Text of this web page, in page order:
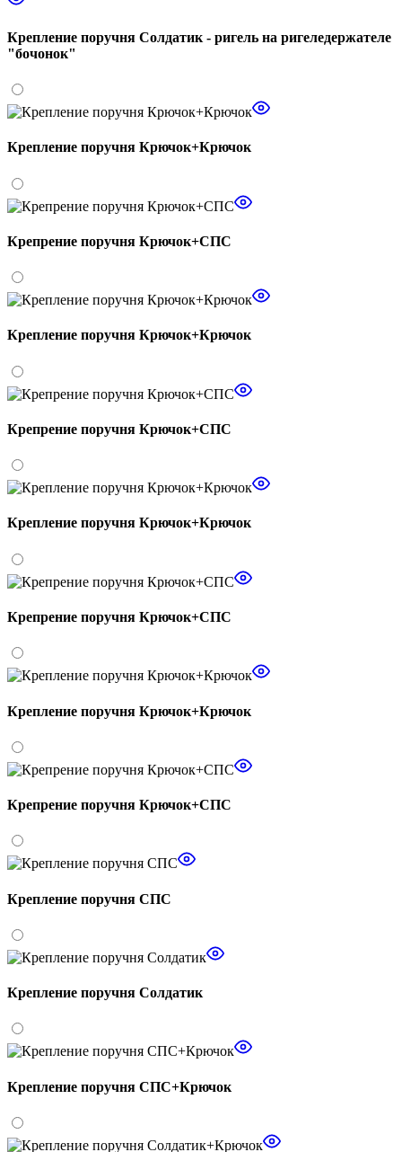
Крепление поручня Солдатик - ригель на ригеледержателе
"бочонок"
Крепление поручня Крючок+Крючок
Крепрение поручня Крючок+СПС
Крепление поручня Крючок+Крючок
Крепрение поручня Крючок+СПС
Крепление поручня Крючок+Крючок
Крепрение поручня Крючок+СПС
Крепление поручня Крючок+Крючок
Крепрение поручня Крючок+СПС
Крепление поручня СПС
Крепление поручня Солдатик
Крепление поручня СПС+Крючок